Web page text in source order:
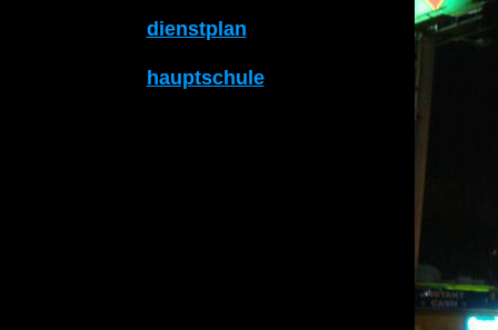
dienstplan
hauptschule